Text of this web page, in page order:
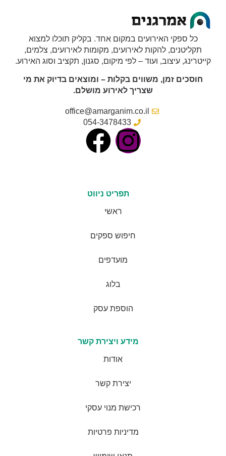
כל ספקי האירועים במקום אחד. בקליק תוכלו למצוא
תקליטנים, להקות לאירועים, מקומות לאירועים, צלמים,
קייטרינג, עיצוב, ועוד – לפי מיקום, סגנון, תקציב וסוג האירוע.
חוסכים זמן, משווים בקלות – ומוצאים בדיוק את מי
שצריך לאירוע מושלם.
office@amarganim.co.il
054-3478433
תפריט ניווט
ראשי
חיפוש ספקים
מועדפים
בלוג
הוספת עסק
מידע ויצירת קשר
אודות
יצירת קשר
רכישת מנוי עסקי
מדיניות פרטיות